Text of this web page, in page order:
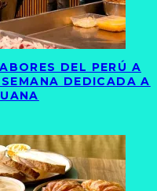
DEL PERÚ A
DEDICADA A